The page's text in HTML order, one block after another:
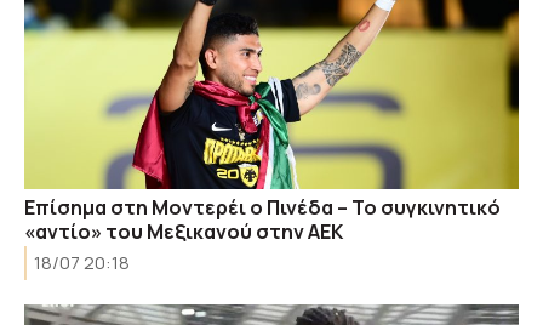
Επίσημα στη Μοντερέι ο Πινέδα – Το συγκινητικό
«αντίο» του Μεξικανού στην ΑΕΚ
18/07 20:18